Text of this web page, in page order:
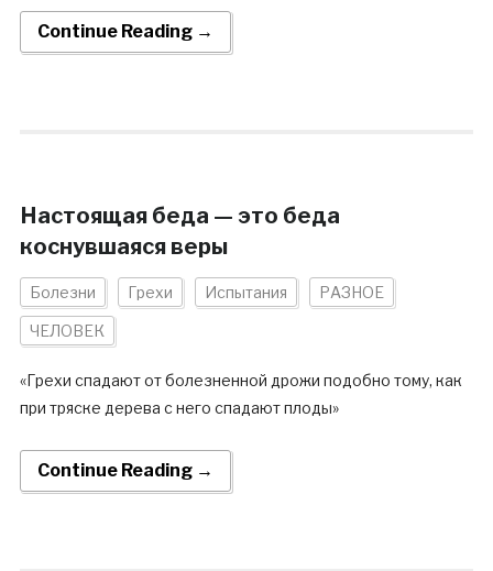
Continue Reading →
Настоящая беда — это беда
коснувшаяся веры
Болезни Грехи Испытания РАЗНОЕ
ЧЕЛОВЕК
«Грехи спадают от болезненной дрожи подобно тому, как
при тряске дерева с него спадают плоды»
Continue Reading →